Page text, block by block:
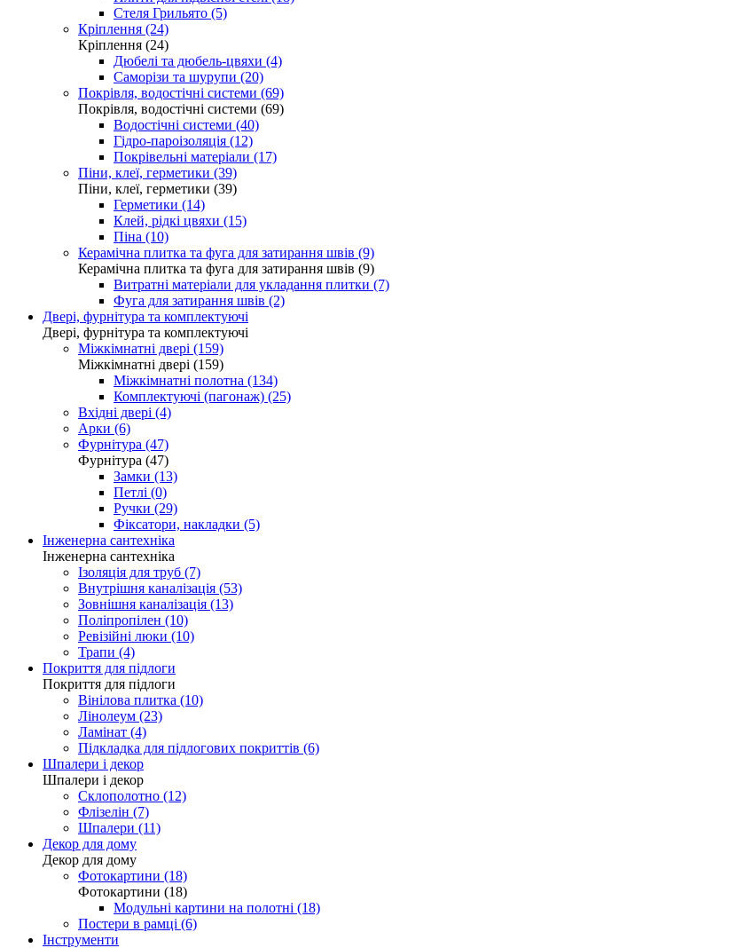
Стеля Грильято (5)
Кріплення (24)
Кріплення (24)
Дюбелі та дюбель-цвяхи (4)
Саморізи та шурупи (20)
Покрівля, водостічні системи (69)
Покрівля, водостічні системи (69)
Водостічні системи (40)
Гідро-пароізоляція (12)
Покрівельні матеріали (17)
Піни, клеї, герметики (39)
Піни, клеї, герметики (39)
Герметики (14)
Клей, рідкі цвяхи (15)
Піна (10)
Керамічна плитка та фуга для затирання швів (9)
Керамічна плитка та фуга для затирання швів (9)
Витратні матеріали для укладання плитки (7)
Фуга для затирання швів (2)
Двері, фурнітура та комплектуючі
Двері, фурнітура та комплектуючі
Міжкімнатні двері (159)
Міжкімнатні двері (159)
Міжкімнатні полотна (134)
Комплектуючі (пагонаж) (25)
Вхідні двері (4)
Арки (6)
Фурнітура (47)
Фурнітура (47)
Замки (13)
Петлі (0)
Ручки (29)
Фіксатори, накладки (5)
Інженерна сантехніка
Інженерна сантехніка
Ізоляція для труб (7)
Внутрішня каналізація (53)
Зовнішня каналізація (13)
Поліпропілен (10)
Ревізійні люки (10)
Трапи (4)
Покриття для підлоги
Покриття для підлоги
Вінілова плитка (10)
Лінолеум (23)
Ламінат (4)
Підкладка для підлогових покриттів (6)
Шпалери і декор
Шпалери і декор
Склополотно (12)
Флізелін (7)
Шпалери (11)
Декор для дому
Декор для дому
Фотокартини (18)
Фотокартини (18)
Модульні картини на полотні (18)
Постери в рамці (6)
Інструменти